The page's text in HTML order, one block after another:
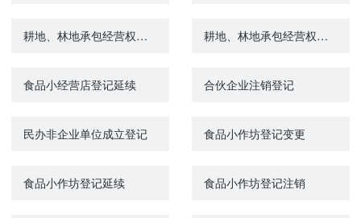
耕地、林地承包经营权注销登记 耕地、林地承包经营权首次登记
食品小经营店登记延续 合伙企业注销登记
民办非企业单位成立登记 食品小作坊登记变更
食品小作坊登记延续 食品小作坊登记注销